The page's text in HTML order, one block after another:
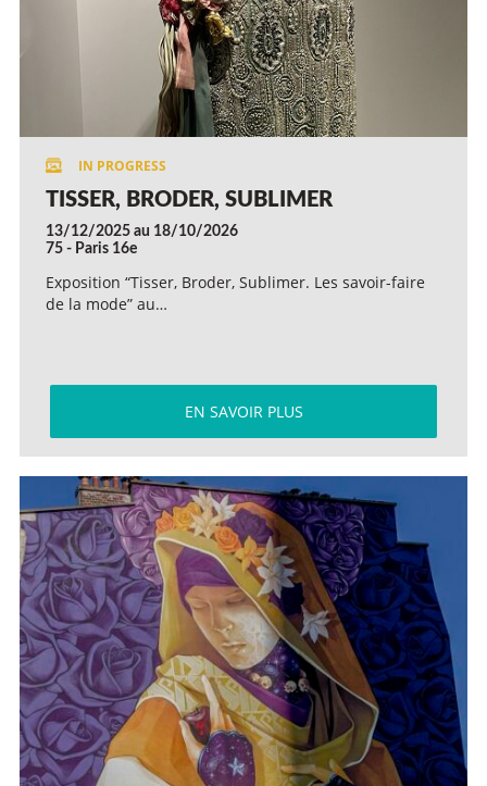
TISSER, BRODER, SUBLIMER
13/12/2025 au 18/10/2026
75 - Paris 16e
Exposition “Tisser, Broder, Sublimer. Les savoir-faire
de la mode” au…
EN SAVOIR PLUS